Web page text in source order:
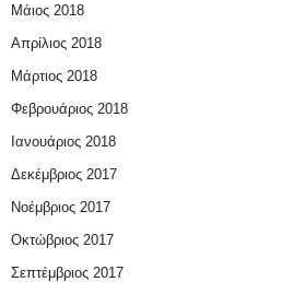
Μάιος 2018
Απρίλιος 2018
Μάρτιος 2018
Φεβρουάριος 2018
Ιανουάριος 2018
Δεκέμβριος 2017
Νοέμβριος 2017
Οκτώβριος 2017
Σεπτέμβριος 2017